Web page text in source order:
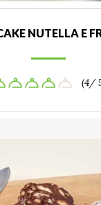
NUTELLA E
(4/